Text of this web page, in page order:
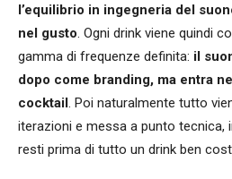
l’equilibrio in ingegneria del
nel gusto. Ogni drink viene quindi
gamma di frequenze definita: il
dopo come branding, ma entra
cocktail. Poi naturalmente tutto
iterazioni e messa a punto tecnica,
resti prima di tutto un drink ben